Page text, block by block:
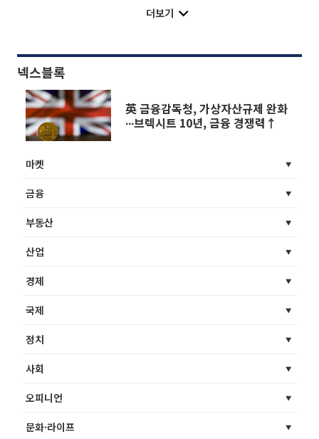
더보기
넥스블록
英 금융감독청, 가상자산규제 완화
∙∙∙브렉시트 10년, 금융 경쟁력↑
마켓
금융
부동산
산업
경제
국제
정치
사회
오피니언
문화·라이프